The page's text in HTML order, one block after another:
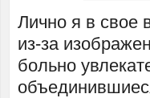
Лично я в свое
из-за
больно